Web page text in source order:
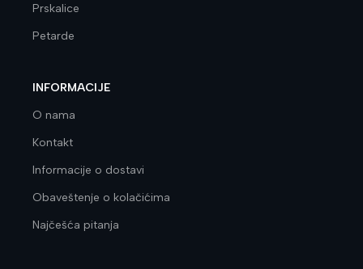
Prskalice
Petarde
INFORMACIJE
O nama
Kontakt
Informacije o dostavi
Obaveštenje o kolačićima
Najčešća pitanja